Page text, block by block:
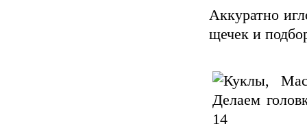
Аккуратно
щечек и